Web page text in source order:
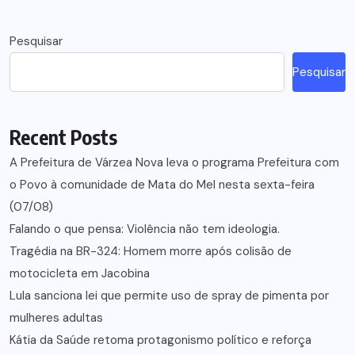
Pesquisar
Pesquisar
Recent Posts
A Prefeitura de Várzea Nova leva o programa Prefeitura com
o Povo à comunidade de Mata do Mel nesta sexta-feira
(07/08)
Falando o que pensa: Violência não tem ideologia.
Tragédia na BR-324: Homem morre após colisão de
motocicleta em Jacobina
Lula sanciona lei que permite uso de spray de pimenta por
mulheres adultas
Kátia da Saúde retoma protagonismo político e reforça